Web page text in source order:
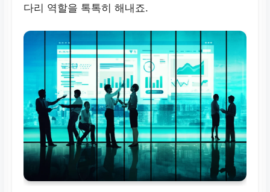
다리 역할을 톡톡히 해내죠.